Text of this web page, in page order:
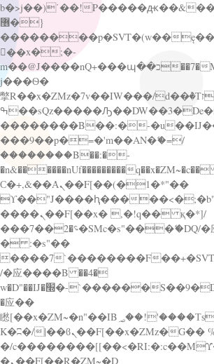
b�>j��)΄��!
޶�}
��������p�SVT�(w��
��x�;�-
m��@J����nQ+���պ��כ��7�Ma�jf��J��ͱ4
j���Ѳ�
撆R��x�ZMz�7v��IW���/d��ٞ�Тז�c�ZM~�ji��
ߒ��sQz�����Ԡ��DW��3�De�n"��M�+/
��������B��:�-
���9��p�=�'m��AN�ޭ�=/
��������B��:�-
�n&������nUf���������q��x�ZM~�
Ϲ�+,&��Ὰܢ��F[��(�1�*"��
ϒ��"J����ԧ���
����ܢ��F[��x� ,�!q�� қ�*]/
���؝�2��7�SMc�s"���ޭ�DQ/�应�ܢ��F_��!
� :�s"��
����7`��������F
/�应����B ��4�
w�D"��IJ�׭�-`������S��9�Dr�ji��EJ߅��gJ
�应��
矁[��x�ZM~�n"��IB؃��!'����Тѕ��+��(m��I
K�ʭ�/|��ϐܢ��F[��x�ZMz�G�� %嬩
�/
�ܢ��F[��R�ZM~�D